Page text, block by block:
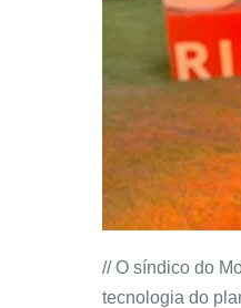
// O síndico do
tecnologia do